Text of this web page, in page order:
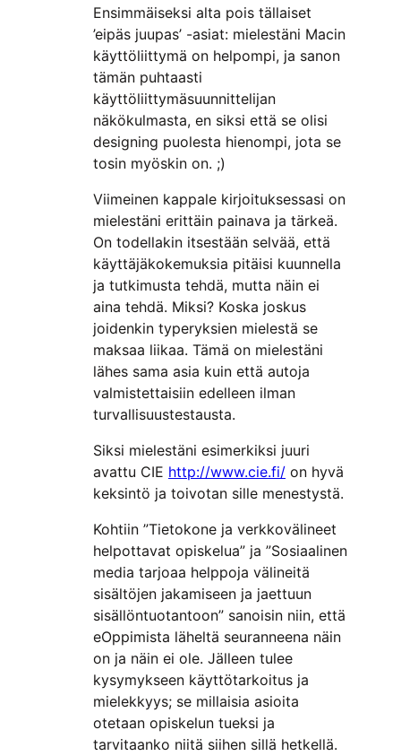
Ensimmäiseksi alta pois tällaiset
’eipäs juupas’ -asiat: mielestäni Macin
käyttöliittymä on helpompi, ja sanon
tämän puhtaasti
käyttöliittymäsuunnittelijan
näkökulmasta, en siksi että se olisi
designing puolesta hienompi, jota se
tosin myöskin on. ;)
Viimeinen kappale kirjoituksessasi on
mielestäni erittäin painava ja tärkeä.
On todellakin itsestään selvää, että
käyttäjäkokemuksia pitäisi kuunnella
ja tutkimusta tehdä, mutta näin ei
aina tehdä. Miksi? Koska joskus
joidenkin typeryksien mielestä se
maksaa liikaa. Tämä on mielestäni
lähes sama asia kuin että autoja
valmistettaisiin edelleen ilman
turvallisuustestausta.
Siksi mielestäni esimerkiksi juuri
avattu CIE http://www.cie.fi/ on hyvä
keksintö ja toivotan sille menestystä.
Kohtiin ”Tietokone ja verkkovälineet
helpottavat opiskelua” ja ”Sosiaalinen
media tarjoaa helppoja välineitä
sisältöjen jakamiseen ja jaettuun
sisällöntuotantoon” sanoisin niin, että
eOppimista läheltä seuranneena näin
on ja näin ei ole. Jälleen tulee
kysymykseen käyttötarkoitus ja
mielekkyys; se millaisia asioita
otetaan opiskelun tueksi ja
tarvitaanko niitä siihen sillä hetkellä.